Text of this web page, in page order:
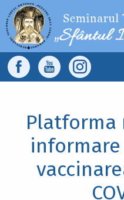
Sari la conținutul principal
Main
Platforma